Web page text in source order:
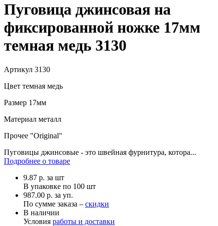
Пуговица джинсовая на
фиксированной ножке 17мм
темная медь 3130
Артикул 3130
Цвет темная медь
Размер 17мм
Материал металл
Прочее "Original"
Пуговицы джинсовые - это швейная фурнитура, котора...
Подробнее о товаре
9.87 р. за шт
В упаковке по 100 шт
987.00 р. за уп.
По сумме заказа – скидки
В наличии
Условия работы и доставки